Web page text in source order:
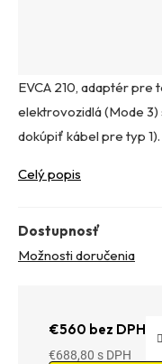
EVCA 210, adaptér pre
elektrovozidlá (Mode
dokúpiť kábel pre typ 1).
Celý popis
Dostupnosť
Možnosti doručenia
€560 bez DPH
€688,80